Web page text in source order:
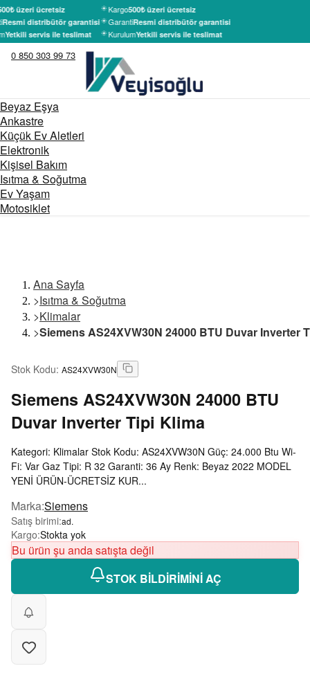
üzeri ücretsiz
Resmi distribütör garantisi
Yetkili servis ile teslimat
Kargo500₺ üzeri ücretsiz
GarantiResmi distribütör garantisi
KurulumYetkili servis ile teslimat
0 850 303 99 73
Beyaz Eşya
Ankastre
Küçük Ev Aletleri
Elektronik
Kişisel Bakım
Isıtma & Soğutma
Ev Yaşam
Motosiklet
Ana Sayfa
>Isıtma & Soğutma
>Klimalar
>Siemens AS24XVW30N 24000 BTU Duvar Inverter
Stok Kodu: AS24XVW30N
Siemens AS24XVW30N 24000 BTU
Duvar Inverter Tipi Klima
Kategori: Klimalar Stok Kodu: AS24XVW30N Güç: 24.000 Btu Wi-
Fi: Var Gaz Tipi: R 32 Garanti: 36 Ay Renk: Beyaz 2022 MODEL
YENİ ÜRÜN-ÜCRETSİZ KUR...
Marka:Siemens
Satış birimi:ad.
Kargo:Stokta yok
Bu ürün şu anda satışta değil
STOK BİLDİRİMİNİ AÇ